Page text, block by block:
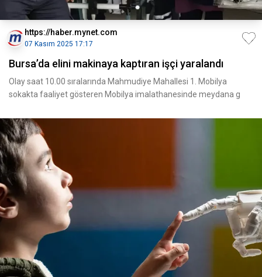
https://haber.mynet.com
07 Kasım 2025 17:17
Bursa’da elini makinaya kaptıran işçi yaralandı
Olay saat 10.00 sıralarında Mahmudiye Mahallesi 1. Mobilya
sokakta faaliyet gösteren Mobilya imalathanesinde meydana g